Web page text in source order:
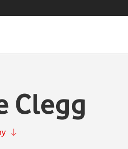
Clegg